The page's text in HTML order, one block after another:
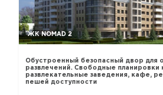
ЖК NOMAD 2
Обустроенный безопасный двор для
развлечений. Свободные планировки
развлекательные заведения, кафе,
пешей доступности